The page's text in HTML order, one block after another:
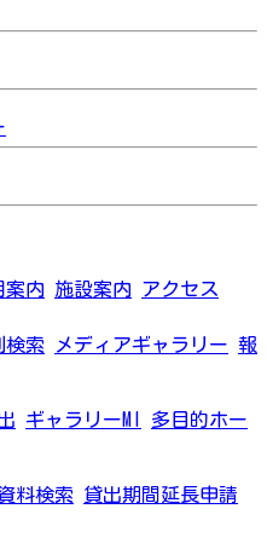
案内 施設案内 アクセス
検索 メディアギャラリー 報
ギャラリーMI
多目的ホー
料検索
貸出期間延長申請